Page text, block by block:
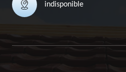
indisponible